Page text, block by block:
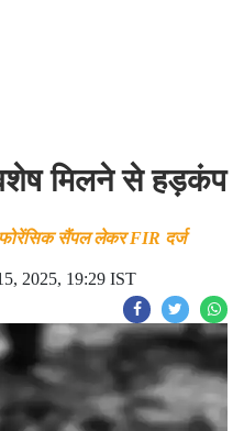
मिलने से हड़कंप
सैंपल लेकर FIR दर्ज
2025, 19:29 IST